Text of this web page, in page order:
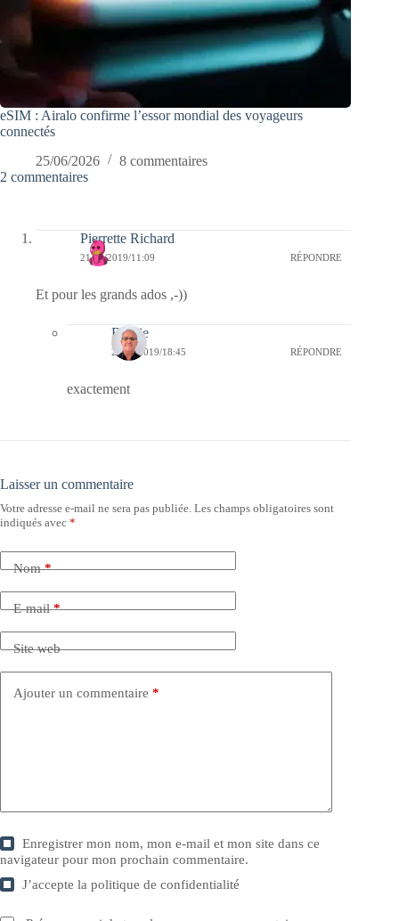
eSIM : Airalo confirme l’essor mondial des voyageurs
connectés
25/06/2026
8 commentaires
2 commentaires
Pierrette Richard
21/04/2019/11:09 RÉPONDRE
Et pour les grands ados ,-))
Bernie
21/04/2019/18:45 RÉPONDRE
exactement
Laisser un commentaire
Votre adresse e-mail ne sera pas publiée. Les champs obligatoires sont
indiqués avec *
Nom*
E-mail*
Site web
Ajouter un commentaire *
Enregistrer mon nom, mon e-mail et mon site dans ce
navigateur pour mon prochain commentaire.
J’accepte lapolitique de confidentialité